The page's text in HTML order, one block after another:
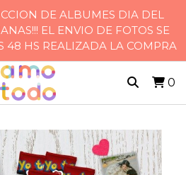
DE ALBUMES DIA DEL
EL ENVIO DE FOTOS SE
48 HS REALIZADA LA COMPRA
0